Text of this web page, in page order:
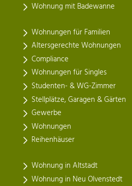
Wohnung mit Badewanne
Wohnungen für Familien
Altersgerechte Wohnungen
Compliance
Wohnungen für Singles
Studenten- & WG-Zimmer
Stellplätze, Garagen & Gärten
Gewerbe
Wohnungen
Reihenhäuser
Wohnung in Altstadt
Wohnung in Neu Olvenstedt